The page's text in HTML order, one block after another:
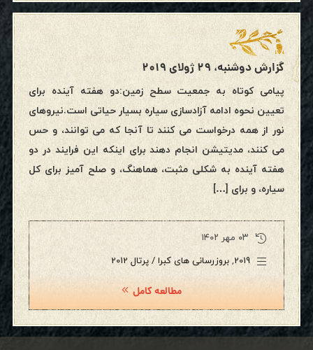
گزارش دوشنبه، ۲۹ ژولای ۲۰۱۹
پیامی کوتاه به جمعیت سطح زمین:دو هفته آینده برای
تعیین نحوه ادامه آزادسازی سیاره بسیار حیاتی است.نیروهای
نور از همه درخواست می کنند تا آنجا که می توانند، و حس
می کنند، مدیتیشن انجام دهند برای اینکه این فرایند در دو
هفته آینده به شکلی مثبت، هماهنگ، و صلح آمیز برای کل
سیاره، و برای […]
۰۳ مهر ۱۴۰۲
2019
, بروزرسانی های کبرا / پرتال 2012
مطالعه کامل